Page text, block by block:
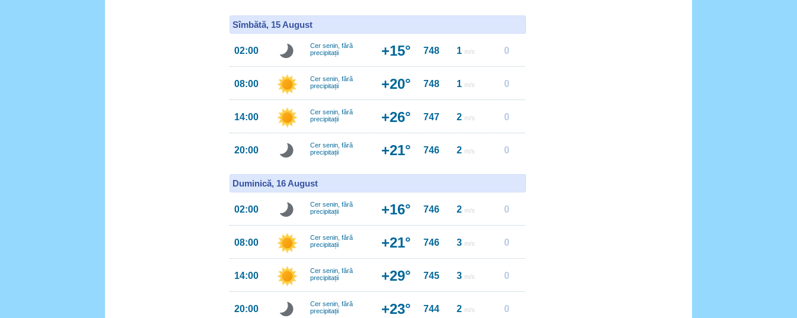
Sîmbătă, 15 August
02:00
Cer senin, fără
precipitații
+15° 748 1 m/s 0
08:00
Cer senin, fără
precipitații
+20° 748 1 m/s 0
14:00
Cer senin, fără
precipitații
+26° 747 2 m/s 0
20:00
Cer senin, fără
precipitații
+21° 746 2 m/s 0
Duminică, 16 August
02:00
Cer senin, fără
precipitații
+16° 746 2 m/s 0
08:00
Cer senin, fără
precipitații
+21° 746 3 m/s 0
14:00
Cer senin, fără
precipitații
+29° 745 3 m/s 0
20:00
Cer senin, fără
precipitații
+23° 744 2 m/s 0